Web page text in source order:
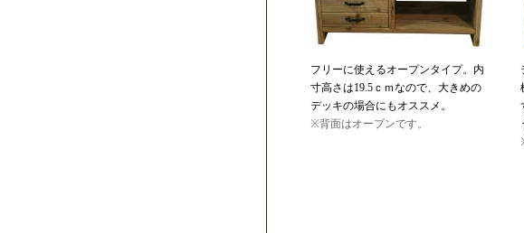
フリーに使えるオープンタイプ。内
寸高さは19.5ｃｍなので、大きめの
デッキの場合にもオススメ。
※背面はオープンです。